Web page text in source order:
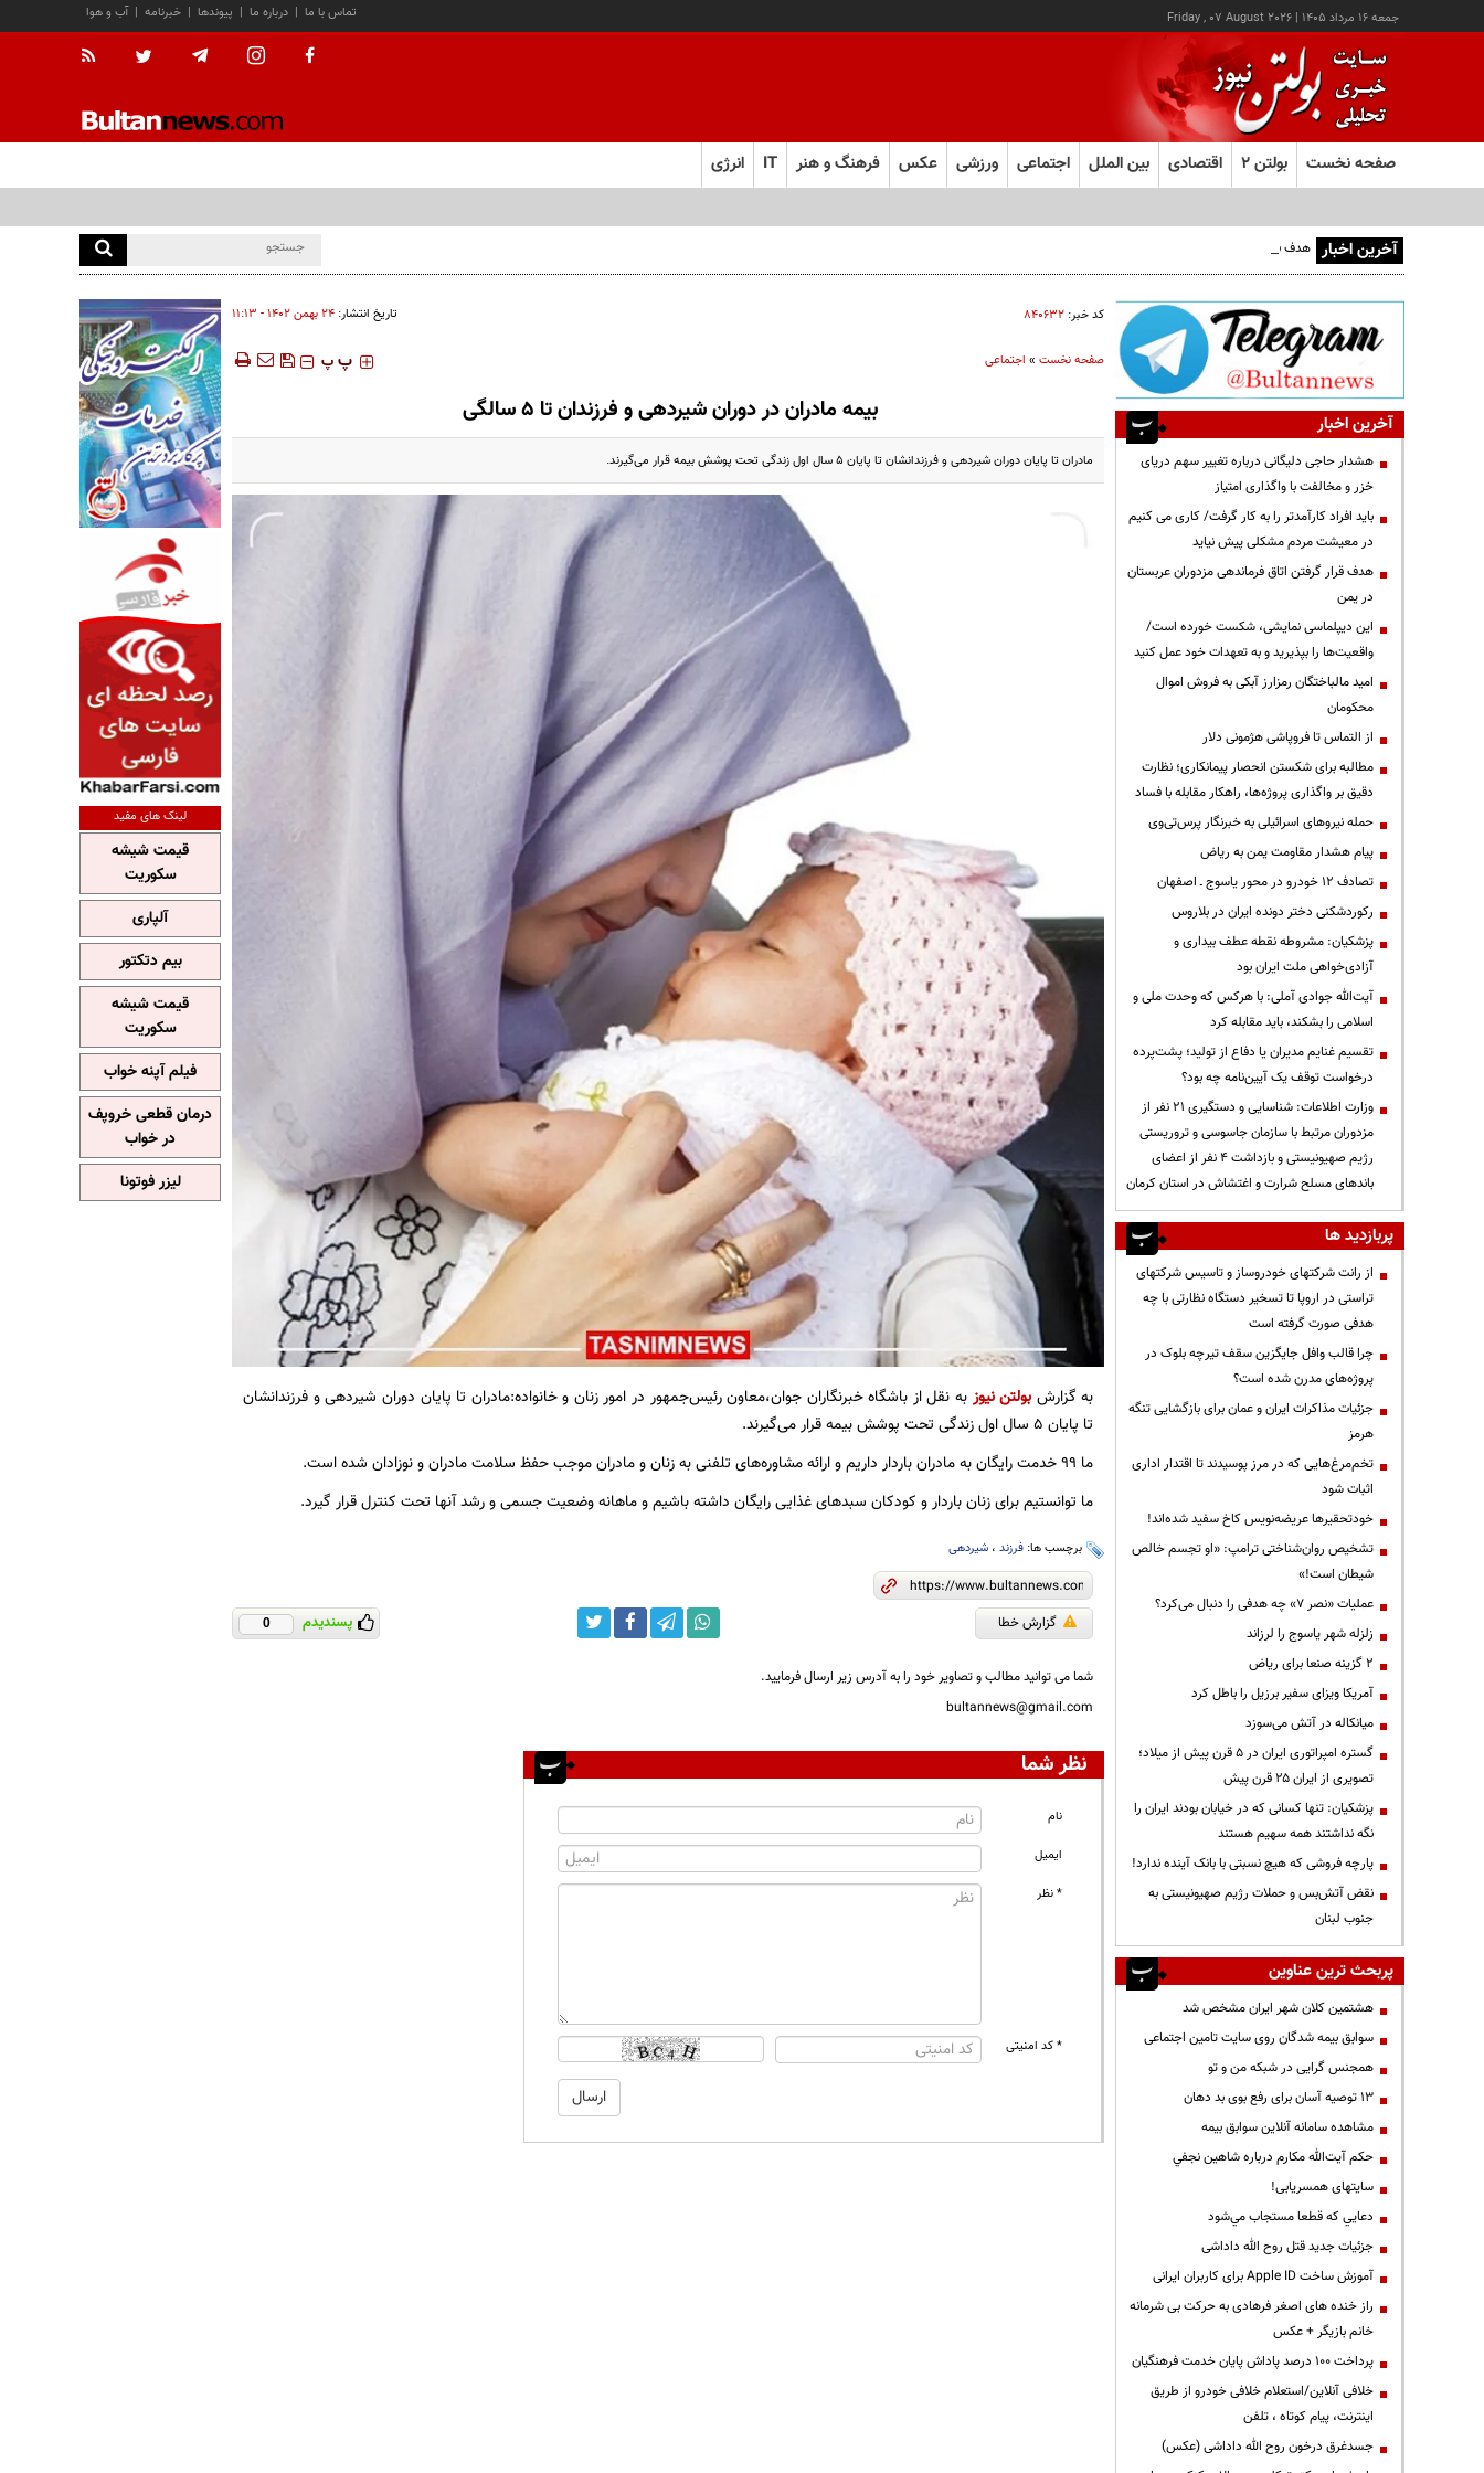
جمعه ۱۶ مرداد ۱۴۰۵ |
Friday , 07 August 2026 آب و هوا | خبرنامه | پیوندها | درباره ما | تماس با ما
صفحه نخست بولتن ۲ اقتصادی بین الملل اجتماعی ورزشی عکس فرهنگ و هنر IT انرژی
آخرین اخبار هدف قرار گرفتن اتاق‌ فرماندهی مزدوران عربستان در یمن
کد خبر: ۸۴۰۶۳۲ تاریخ انتشار: ۲۴ بهمن ۱۴۰۲ - ۱۱:۱۳
صفحه نخست» اجتماعی ‍‍‍ پ پ
بیمه مادران در دوران شیردهی و فرزندان تا ۵ سالگی
مادران تا پایان دوران شیردهی و فرزندانشان تا پایان ۵ سال اول زندگی تحت پوشش بیمه قرار می‌گیرند.
به گزارش بولتن نیوز به نقل از باشگاه خبرنگاران جوان،معاون رئیس‌جمهور در امور زنان و خانواده:مادران تا پایان دوران شیردهی و فرزندانشان
تا پایان ۵ سال اول زندگی تحت پوشش بیمه قرار می‌گیرند.
ما ۹۹ خدمت رایگان به مادران باردار داریم و ارائه مشاوره‌های تلفنی به زنان و مادران موجب حفظ سلامت مادران و نوزادان شده است.
ما توانستیم برای زنان باردار و کودکان سبدهای غذایی رایگان داشته باشیم و ماهانه وضعیت جسمی و رشد آنها تحت کنترل قرار گیرد.
برچسب ها: فرزند، شیردهی
گزارش خطا پسندیدم 0
شما می توانید مطالب و تصاویر خود را به آدرس زیر ارسال فرمایید.
bultannews@gmail.com
نظر شما
نام
ایمیل
* نظر
* کد امنیتی
آخرین اخبار
هشدار حاجی دلیگانی درباره تغییر سهم دریای
خزر و مخالفت با واگذاری امتیاز
باید افراد کارآمدتر را به کار گرفت/ کاری می کنیم
در معیشت مردم مشکلی پیش نیاید
هدف قرار گرفتن اتاق‌ فرماندهی مزدوران عربستان
در یمن
این دیپلماسی نمایشی، شکست خورده است/
واقعیت‌ها را بپذیرید و به تعهدات خود عمل کنید
امید مالباختگان رمزارز آبکی به فروش اموال
محکومان
از التماس تا فروپاشی هژمونی دلار
مطالبه برای شکستن انحصار پیمانکاری؛ نظارت
دقیق بر واگذاری پروژه‌ها، راهکار مقابله با فساد
حمله نیروهای اسرائیلی به خبرنگار پرس‌تی‌وی
پیام هشدار مقاومت یمن به ریاض
تصادف ۱۲ خودرو در محور یاسوج ـ اصفهان
رکوردشکنی دختر دونده ایران در بلاروس
پزشکیان: مشروطه نقطه عطف بیداری و
آزادی‌خواهی ملت ایران بود
آیت‌الله جوادی آملی: با هرکس که وحدت ملی و
اسلامی را بشکند، باید مقابله کرد
تقسیم غنایم مدیران یا دفاع از تولید؛ پشت‌پرده
درخواست توقف یک آیین‌نامه چه بود؟
وزارت اطلاعات: شناسایی و دستگیری ۲۱ نفر از
مزدوران مرتبط با سازمان جاسوسی و تروریستی
رژیم صهیونیستی و بازداشت ۴ نفر از اعضای
باندهای مسلح شرارت و اغتشاش در استان کرمان
پربازدید ها
از رانت‌ شرکتهای خودروساز و تاسیس شرکتهای
تراستی در اروپا تا تسخیر دستگاه نظارتی با چه
هدفی صورت گرفته است
چرا قالب وافل جایگزین سقف تیرچه بلوک در
پروژه‌های مدرن شده است؟
جزئیات مذاکرات ایران و عمان برای بازگشایی تنگه
هرمز
تخم‌مرغ‌هایی که در مرز پوسیدند تا اقتدار اداری
اثبات شود
خودتحقیرها عریضه‌نویس کاخ سفید شده‌اند!
تشخیص روان‌شناختی ترامپ: «او تجسم خالص
شیطان است!»
عملیات «نصر ۷» چه هدفی را دنبال می‌کرد؟
زلزله شهر یاسوج را لرزاند
۲ گزینه صنعا برای ریاض
آمریکا ویزای سفیر برزیل را باطل کرد
میانکاله در آتش می‌سوزد
گستره امپراتوری ایران در ۵ قرن پیش از میلاد؛
تصویری از ایران ۲۵ قرن پیش
پزشکیان: تنها کسانی که در خیابان بودند ایران را
نگه نداشتند همه سهیم هستند
پارچه فروشی که هیچ نسبتی با بانک آینده ندارد!
نقض آتش‌بس و حملات رژیم صهیونیستی به
جنوب لبنان
پربحث ترین عناوین
هشتمین کلان شهر ایران مشخص شد
سوابق بیمه شدگان روی سایت تامین اجتماعی
همجنس گرایی در شبکه من و تو
13 توصیه آسان برای رفع بوی بد دهان
مشاهده سامانه آنلاين سوابق بیمه
حكم آيت‌الله مكارم درباره شاهين نجفي
سایتهای همسریابی!
دعايي كه قطعا مستجاب مي‌شود
جزئیات جدید قتل روح الله داداشی
آموزش ساخت Apple ID برای کاربران ایرانی
راز خنده های اصغر فرهادی به حرکت بی شرمانه
خانم بازیگر + عکس
پرداخت ۱۰۰ درصد پاداش پایان خدمت فرهنگیان
خلافی آنلاین/استعلام خلافی خودرو از طریق
اینترنت، پیام کوتاه ، تلفن
جسدغرق درخون روح الله داداشی (عکس)
لینک های مفید
قیمت شیشه
سکوریت
آلپاری
بیم دتکتور
قیمت شیشه
سکوریت
فیلم آپنه خواب
درمان قطعی خروپف
در خواب
لیزر فوتونا